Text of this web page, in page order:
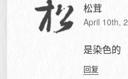
松茸
April 10th,
是染色的
回复